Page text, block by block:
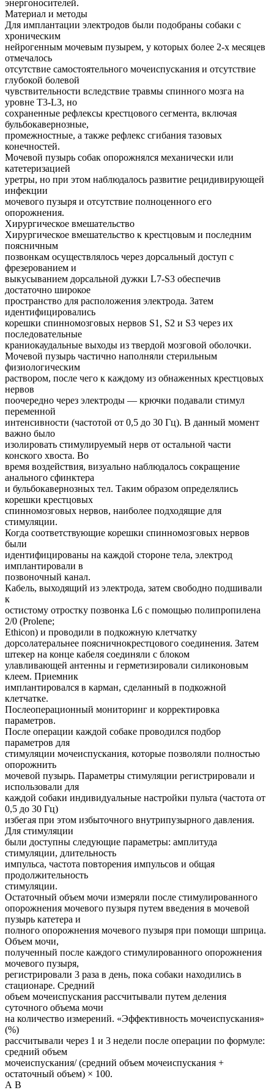
энергоносителей.
Материал и методы
Для имплантации электродов были подобраны собаки с
хроническим
нейрогенным мочевым пузырем, у которых более 2-х месяцев
отмечалось
отсутствие самостоятельного мочеиспускания и отсутствие
глубокой болевой
чувствительности вследствие травмы спинного мозга на
уровне T3-L3, но
сохраненные рефлексы крестцового сегмента, включая
бульбокавернозные,
промежностные, а также рефлекс сгибания тазовых
конечностей.
Мочевой пузырь собак опорожнялся механически или
катетеризацией
уретры, но при этом наблюдалось развитие рецидивирующей
инфекции
мочевого пузыря и отсутствие полноценного его
опорожнения.
Хирургическое вмешательство
Хирургическое вмешательство к крестцовым и последним
поясничным
позвонкам осуществлялось через дорсальный доступ с
фрезерованием и
выкусыванием дорсальной дужки L7-S3 обеспечив
достаточно широкое
пространство для расположения электрода. Затем
идентифицировались
корешки спинномозговых нервов S1, S2 и S3 через их
последовательные
краниокаудальные выходы из твердой мозговой оболочки.
Мочевой пузырь частично наполняли стерильным
физиологическим
раствором, после чего к каждому из обнаженных крестцовых
нервов
поочередно через электроды — крючки подавали стимул
переменной
интенсивности (частотой от 0,5 до 30 Гц). В данный момент
важно было
изолировать стимулируемый нерв от остальной части
конского хвоста. Во
время воздействия, визуально наблюдалось сокращение
анального сфинктера
и бульбокавернозных тел. Таким образом определялись
корешки крестцовых
спинномозговых нервов, наиболее подходящие для
стимуляции.
Когда соответствующие корешки спинномозговых нервов
были
идентифицированы на каждой стороне тела, электрод
имплантировали в
позвоночный канал.
Кабель, выходящий из электрода, затем свободно подшивали
к
остистому отростку позвонка L6 с помощью полипропилена
2/0 (Prolene;
Ethicon) и проводили в подкожную клетчатку
дорсолатеральнее поясничнокрестцового соединения. Затем
штекер на конце кабеля соединяли с блоком
улавливающей антенны и герметизировали силиконовым
клеем. Приемник
имплантировался в карман, сделанный в подкожной
клетчатке.
Послеоперационный мониторинг и корректировка
параметров.
После операции каждой собаке проводился подбор
параметров для
стимуляции мочеиспускания, которые позволяли полностью
опорожнить
мочевой пузырь. Параметры стимуляции регистрировали и
использовали для
каждой собаки индивидуальные настройки пульта (частота от
0,5 до 30 Гц)
избегая при этом избыточного внутрипузырного давления.
Для стимуляции
были доступны следующие параметры: амплитуда
стимуляции, длительность
импульса, частота повторения импульсов и общая
продолжительность
стимуляции.
Остаточный объем мочи измеряли после стимулированного
опорожнения мочевого пузыря путем введения в мочевой
пузырь катетера и
полного опорожнения мочевого пузыря при помощи шприца.
Объем мочи,
полученный после каждого стимулированного опорожнения
мочевого пузыря,
регистрировали 3 раза в день, пока собаки находились в
стационаре. Средний
объем мочеиспускания рассчитывали путем деления
суточного объема мочи
на количество измерений. «Эффективность мочеиспускания»
(%)
рассчитывали через 1 и 3 недели после операции по формуле:
средний объем
мочеиспускания/ (средний объем мочеиспускания +
остаточный объем) × 100.
А В